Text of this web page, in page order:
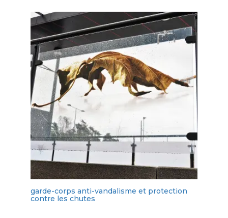
garde-corps anti-vandalisme et protection
contre les chutes